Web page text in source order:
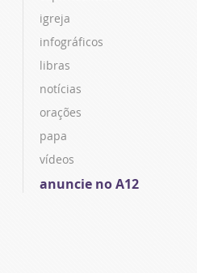
igreja
infográficos
libras
notícias
orações
papa
vídeos
anuncie no A12